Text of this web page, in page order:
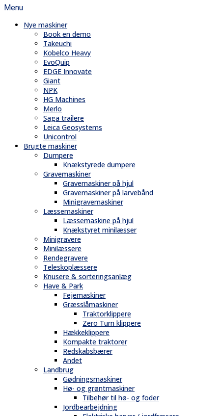
Menu
Nye maskiner
Book en demo
Takeuchi
Kobelco Heavy
EvoQuip
EDGE Innovate
Giant
NPK
HG Machines
Merlo
Saga trailere
Leica Geosystems
Unicontrol
Brugte maskiner
Dumpere
Knækstyrede dumpere
Gravemaskiner
Gravemaskiner på hjul
Gravemaskiner på larvebånd
Minigravemaskiner
Læssemaskiner
Læssemaskine på hjul
Knækstyret minilæsser
Minigravere
Minilæssere
Rendegravere
Teleskoplæssere
Knusere & sorteringsanlæg
Have & Park
Fejemaskiner
Græsslåmaskiner
Traktorklippere
Zero Turn klippere
Hækkeklippere
Kompakte traktorer
Redskabsbærer
Andet
Landbrug
Gødningsmaskiner
Hø- og grøntmaskiner
Tilbehør til hø- og foder
Jordbearbejdning